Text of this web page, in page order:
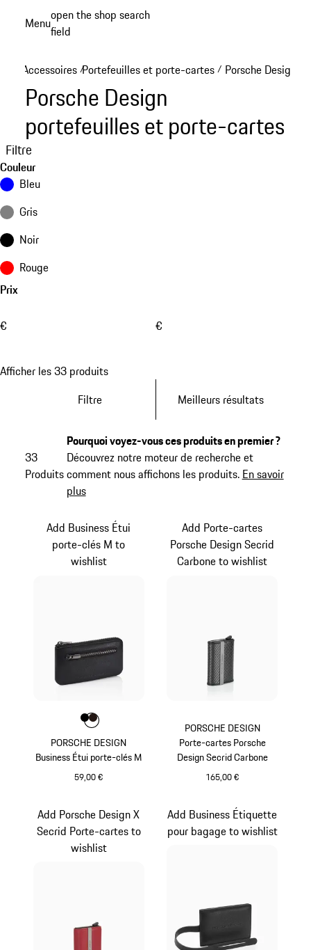
Menuopen the shop search
field
Accessoires /Portefeuilles et porte-cartes / Porsche Design
Porsche Design
portefeuilles et porte-cartes
Filtre
Couleur
Bleu
Gris
Noir
Rouge
Prix
€ €
Afficher les 33 produits
Filtre
Meilleurs résultats
33
Produits
Pourquoi voyez-vous ces produits en premier ?
Découvrez notre moteur de recherche et
comment nous affichons les produits. En savoir
plus
PORSCHE DESIGN
Business Étui porte-clés M
59,00 €
Add Business Étui
porte-clés M to
wishlist
Couleur
Couleur
Couleur
PORSCHE DESIGN
Porte-cartes Porsche
Design Secrid Carbone
165,00 €
Add Porte-cartes
Porsche Design Secrid
Carbone to wishlist
Add Porsche Design X
Secrid Porte-cartes to
wishlist
Add Business Étiquette
pour bagage to wishlist